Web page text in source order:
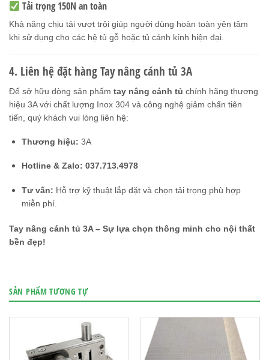
Tải trọng 150N an toàn
Khả năng chịu tải vượt trội giúp người dùng hoàn toàn yên tâm
khi sử dụng cho các hệ tủ gỗ hoặc tủ cánh kính hiện đại.
4. Liên hệ đặt hàng Tay nâng cánh tủ 3A
Để sở hữu dòng sản phẩm tay nâng cánh tủ chính hãng thương
hiệu 3A với chất lượng Inox 304 và công nghệ giảm chấn tiên
tiến, quý khách vui lòng liên hệ:
Thương hiệu: 3A
Hotline & Zalo: 037.713.4978
Tư vấn: Hỗ trợ kỹ thuật lắp đặt và chọn tải trọng phù hợp
miễn phí.
Tay nâng cánh tủ 3A – Sự lựa chọn thông minh cho nội thất
bền đẹp!
SẢN PHẨM TƯƠNG TỰ